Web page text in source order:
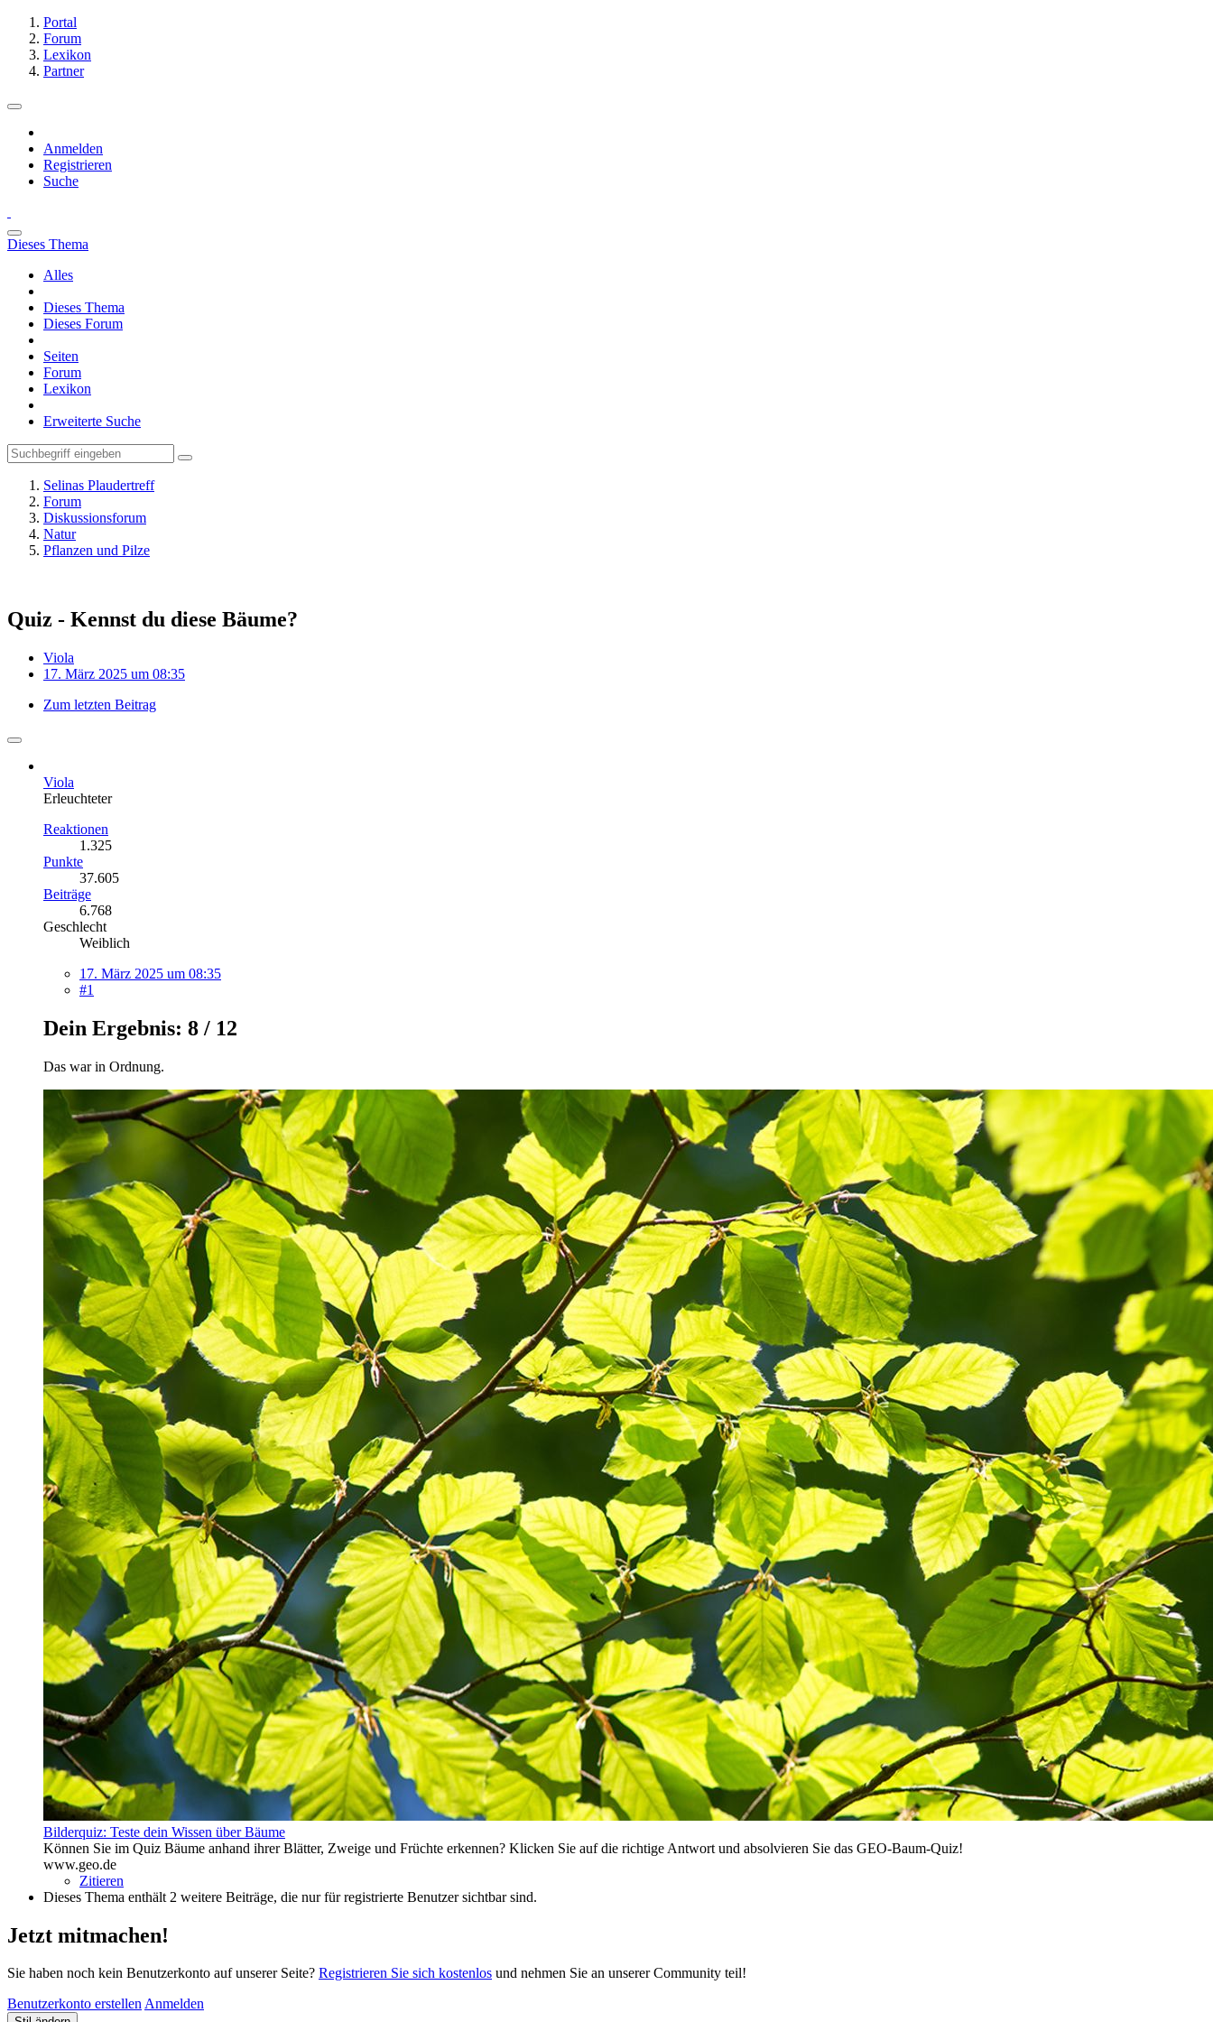
Portal
Forum
Lexikon
Partner
Anmelden
Registrieren
Suche
Dieses Thema
Alles
Dieses Thema
Dieses Forum
Seiten
Forum
Lexikon
Erweiterte Suche
Selinas Plaudertreff
Forum
Diskussionsforum
Natur
Pflanzen und Pilze
Quiz - Kennst du diese Bäume?
Viola
17. März 2025 um 08:35
Zum letzten Beitrag
Viola
Erleuchteter
Reaktionen
1.325
Punkte
37.605
Beiträge
6.768
Geschlecht
Weiblich
17. März 2025 um 08:35
#1
Dein Ergebnis: 8 / 12
Das war in Ordnung.
Bilderquiz: Teste dein Wissen über Bäume
Können Sie im Quiz Bäume anhand ihrer Blätter, Zweige und Früchte erkennen? Klicken Sie auf die richtige Antwort und absolvieren Sie das GEO-Baum-Quiz!
www.geo.de
Zitieren
Dieses Thema enthält 2 weitere Beiträge, die nur für registrierte Benutzer sichtbar sind.
Jetzt mitmachen!
Sie haben noch kein Benutzerkonto auf unserer Seite? Registrieren Sie sich kostenlos und nehmen Sie an unserer Community teil!
Benutzerkonto erstellenAnmelden